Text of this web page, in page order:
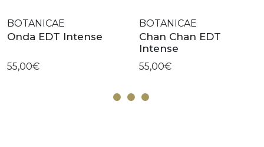
BOTANICAE
Onda EDT Intense
55,00€
BOTANICAE
Chan Chan EDT
Intense
55,00€